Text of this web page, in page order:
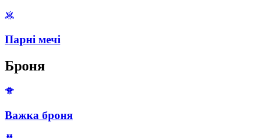
Парні мечі
Броня
Важка броня